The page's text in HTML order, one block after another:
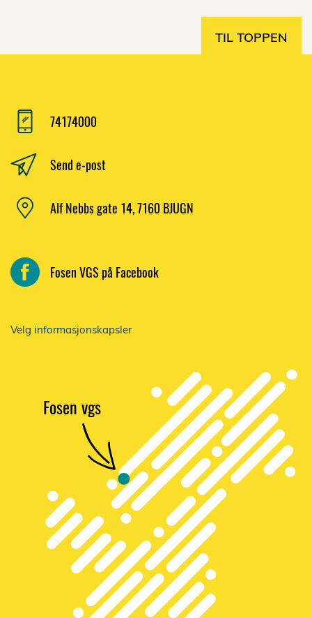
TIL TOPPEN
74174000
Send e-post
Alf Nebbs gate 14, 7160 BJUGN
Fosen VGS på Facebook
Velg informasjonskapsler
Fosen vgs